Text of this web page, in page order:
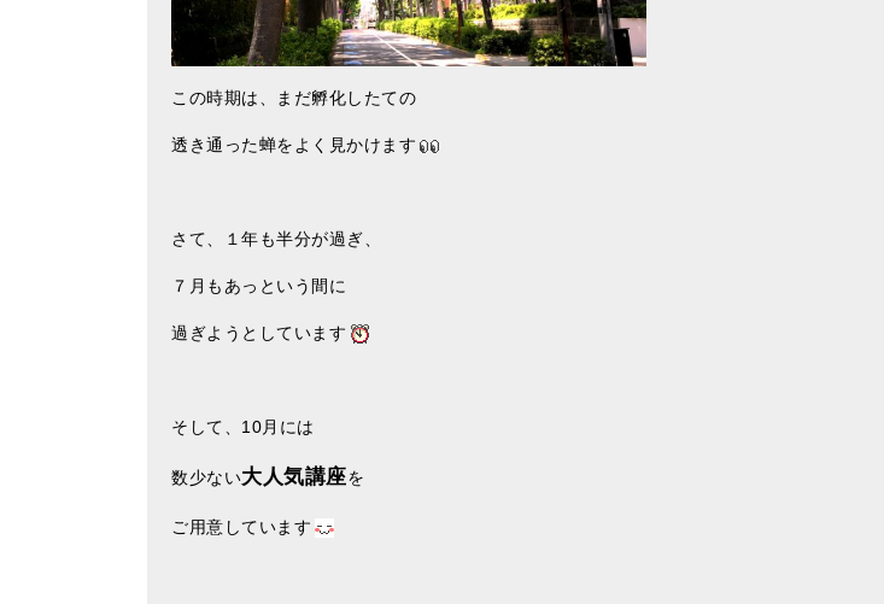
この時期は、まだ孵化したての
透き通った蝉をよく見かけます
さて、１年も半分が過ぎ、
７月もあっという間に
過ぎようとしています
そして、10月には
数少ない大人気講座を
ご用意しています